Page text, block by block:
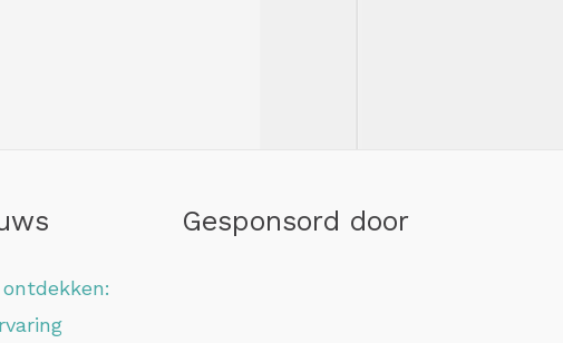
Gesponsord door